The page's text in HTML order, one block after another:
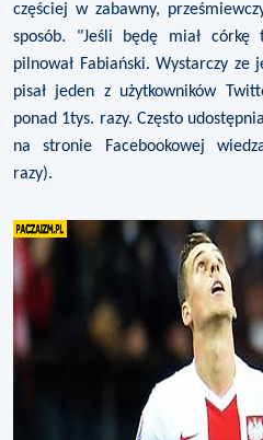
częściej w zabawny,
sposób. "Jeśli będę miał
pilnował Fabiański. Wystarczy ze
pisał jeden z użytkowników
ponad 1tys. razy. Często
na stronie Facebookowej
razy).